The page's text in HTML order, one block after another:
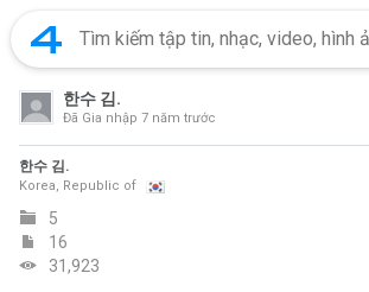
한수 김.
Đã Gia nhập 7 năm trước
한수 김.
Korea, Republic of
5
16
31,923